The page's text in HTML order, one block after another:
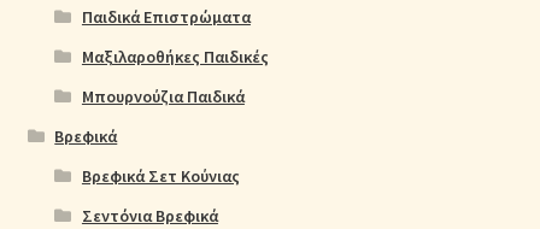
Παιδικά Επιστρώματα
Μαξιλαροθήκες Παιδικές
Μπουρνούζια Παιδικά
Βρεφικά
Βρεφικά Σετ Κούνιας
Σεντόνια Βρεφικά